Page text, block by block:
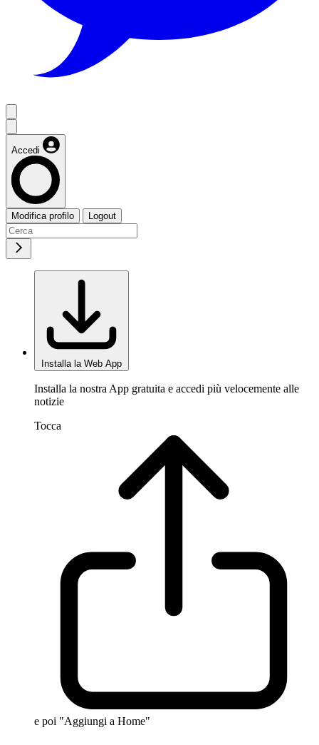
Accedi
Modifica profilo Logout
Installa la Web App
Installa la nostra App gratuita e accedi più velocemente alle
notizie
Tocca
e poi "Aggiungi a Home"